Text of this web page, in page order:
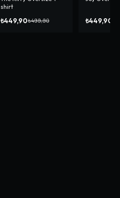
shirt
₺449,90₺499,90 ₺449,90